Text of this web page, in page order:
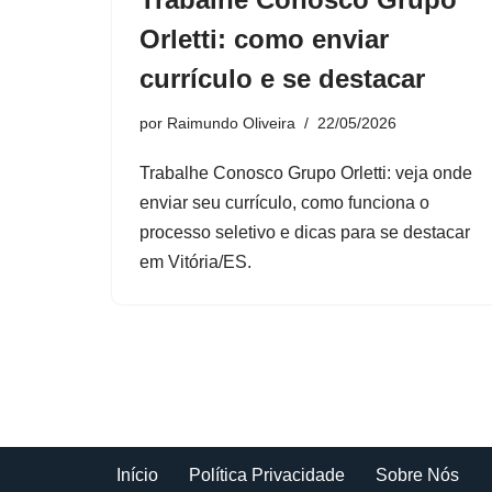
Orletti: como enviar
currículo e se destacar
por Raimundo Oliveira 22/05/2026
Trabalhe Conosco Grupo Orletti: veja onde
enviar seu currículo, como funciona o
processo seletivo e dicas para se destacar
em Vitória/ES.
Início Política Privacidade
Sobre Nós